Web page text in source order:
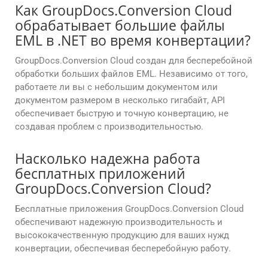
Как GroupDocs.Conversion Cloud
обрабатывает большие файлы
EML в .NET во время конвертации?
GroupDocs.Conversion Cloud создан для бесперебойной
обработки больших файлов EML. Независимо от того,
работаете ли вы с небольшим документом или
документом размером в несколько гигабайт, API
обеспечивает быструю и точную конвертацию, не
создавая проблем с производительностью.
Насколько надежна работа
бесплатных приложений
GroupDocs.Conversion Cloud?
Бесплатные приложения GroupDocs.Conversion Cloud
обеспечивают надежную производительность и
высококачественную продукцию для ваших нужд
конвертации, обеспечивая бесперебойную работу.